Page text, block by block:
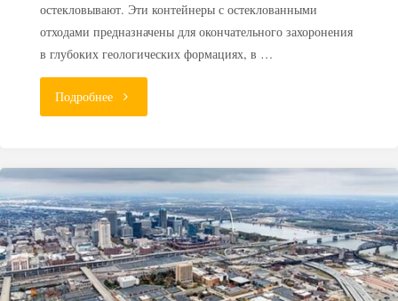
остекловывают. Эти контейнеры с остеклованными
отходами предназначены для окончательного захоронения
в глубоких геологических формациях, в …
Подробнее"Безопасность
РАО:
как
предсказать
коррозию